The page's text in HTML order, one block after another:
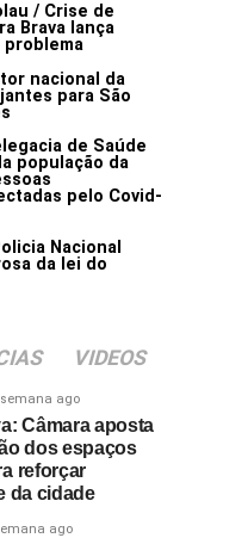
/ Crise de
Brava lança
problema
nacional da
para São
de Saúde
população da
pelo Covid-
Nacional
da lei do
VIDEOS
semana ago
Câmara aposta
dos espaços
reforçar
da cidade
ago